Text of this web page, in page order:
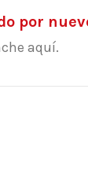
por
aquí.